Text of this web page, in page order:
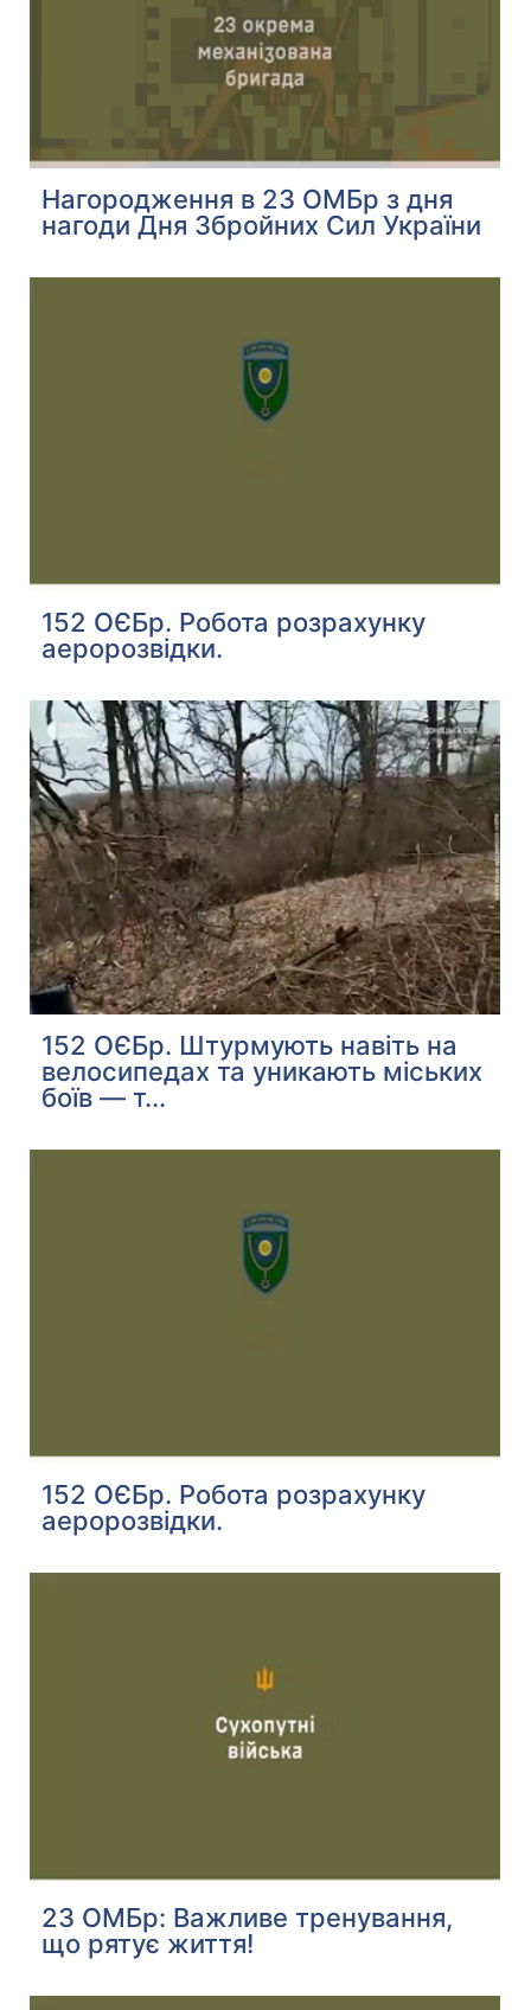
Нагородження в 23 ОМБр з дня
нагоди Дня Збройних Сил України
152 ОЄБр. Робота розрахунку
аеророзвідки.
152 ОЄБр. Штурмують навіть на
велосипедах та уникають міських
боїв — т...
152 ОЄБр. Робота розрахунку
аеророзвідки.
23 ОМБр: Важливе тренування,
що рятує життя!